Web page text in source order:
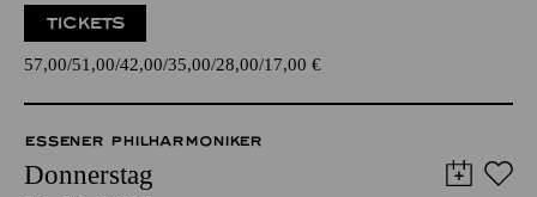
Oper von Giacomo Puccini
57,00 51,00 42,00 35,00 28,00